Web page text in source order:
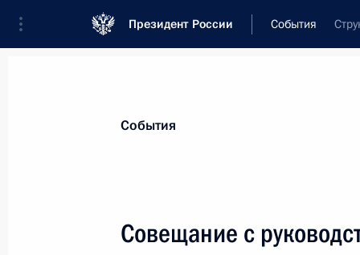
Президент России События
Новости
Послания Федеральному Собранию
События
Совещание с